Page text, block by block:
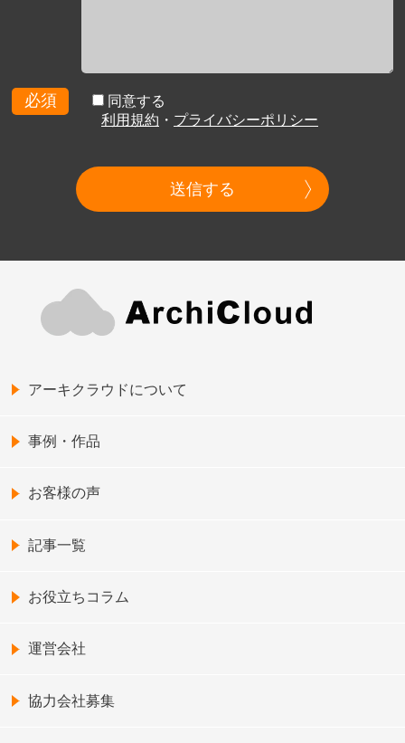
必須
同意する
利用規約 ・ プライバシーポリシー
送信する
アーキクラウドについて
事例・作品
お客様の声
記事一覧
お役立ちコラム
運営会社
協力会社募集